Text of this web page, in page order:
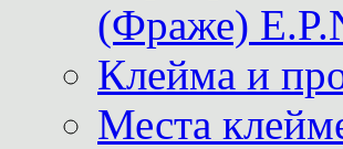
(Фраже)
Клейма и
Места